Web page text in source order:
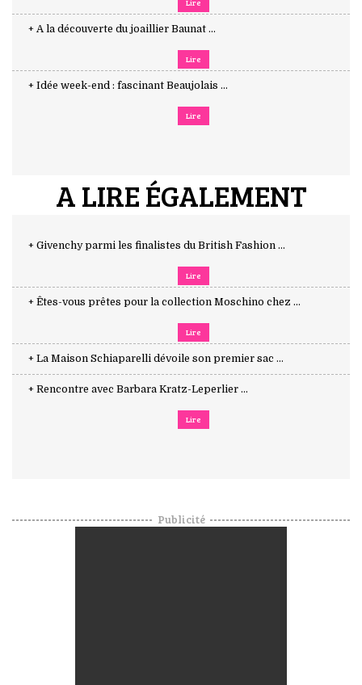
Lire
+ A la découverte du joaillier Baunat ...
Lire
+ Idée week-end : fascinant Beaujolais ...
Lire
A LIRE ÉGALEMENT
+ Givenchy parmi les finalistes du British Fashion ...
Lire
+ Êtes-vous prêtes pour la collection Moschino chez ...
Lire
+ La Maison Schiaparelli dévoile son premier sac ...
+ Rencontre avec Barbara Kratz-Leperlier ...
Lire
Publicité